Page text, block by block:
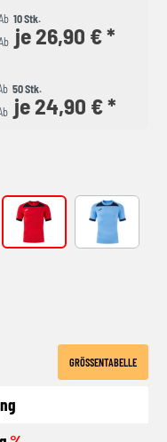
10 Stk.
je 26,90 € *
50 Stk.
je 24,90 € *
RED-BLACK SKY BLUE-
GRÖSSENTABELLE